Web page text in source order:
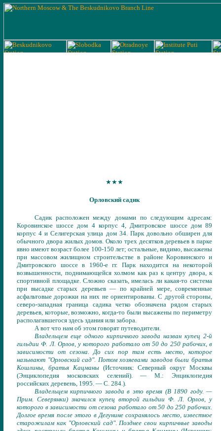
★★★
Орловский садик
Садик расположен между домами по следующим адресам:
Коровинское шоссе дом 4 корпус 4, Дмитровское шоссе дом 89
корпус 4 и Селигерская улица дом 34. Парк довольно обширен для
обычного двора жилых домов. Около трех десятков деревьев в парке
явно имеют возраст более 100-150 лет; остальные, видимо, высажены
при массовом жилищном строительстве в районе Коровинского и
Дмитровского шоссе в 1960-е гг. Парк находится на некоторой
возвышенности, поднимающейся холмом как раз к центру двора, к
спортивной площадке. Сложно сказать, имелась ли какая-то система
при высадке старых деревьев — по крайней мере, современные
асфальтовые дорожки на них не ориентированы. С другой стороны,
северо-западная граница садика четко обозначена рядом старых
деревьев, которые, возможно, когда-то были высажены по периметру
располагавшегося здесь здания или забора.
А вот что нам об этом говорят путеводители.
Владельцем еще одного кирпичного завода назван купец 2-й
гильдии Ф. Л. Орлов, у которого работало от 50 до 250 рабочих, в
зависимости от сезона. До сих пор там есть место, которое
называют "Орловский сад". Потом хозяевами заводов были братья
Кошлины, братья Кацманы (Источник: Северный округ Москвы
(Энциклопедия московских селений). — М.: Энциклопедия
российских деревень, 1995. — С. 284.).
Владельцем кирпичного завода в это время (В 1890 году. —
Прим. Северянки) значился купец второй гильдии Ф. Л. Орлов, у
которого в зависимости от сезона работало от 50 до 250 рабочих.
Долгое время после этого в Дегунине сохранялось место, известное
старожилам как "Орловский сад". Позднее свои кирпичные заводы